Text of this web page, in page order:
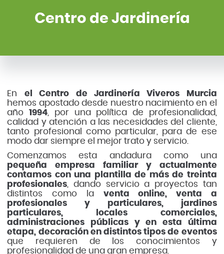
Centro de Jardinería
En el Centro de Jardinería Viveros Murcia
hemos apostado desde nuestro nacimiento en el
año1994, por una política de profesionalidad,
calidad y atención a las necesidades del cliente,
tanto profesional como particular, para de ese
modo dar siempre el mejor trato y servicio.
Comenzamos esta andadura como una
pequeña empresa familiar y actualmente
contamos con una plantilla de más de treinta
profesionales, dando servicio a proyectos tan
distintos como la venta online, venta a
profesionales y particulares, jardines
particulares, locales comerciales,
administraciones públicas y en esta última
etapa, decoración en distintos tipos de eventos
que requieren de los conocimientos y
profesionalidad de una gran empresa.